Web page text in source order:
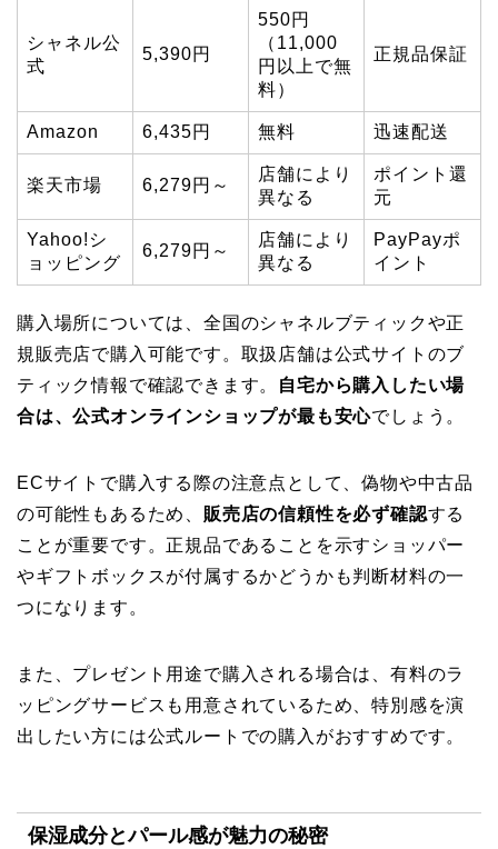
シャネル公
式
5,390円
550円
（11,000
円以上で無
料）
正規品保証
Amazon 6,435円 無料 迅速配送
楽天市場 6,279円～
店舗により
異なる
ポイント還
元
Yahoo!シ
ョッピング
6,279円～
店舗により
異なる
PayPayポ
イント
購入場所については、全国のシャネルブティックや正
規販売店で購入可能です。取扱店舗は公式サイトのブ
ティック情報で確認できます。
自宅から購入したい場
合は、公式オンラインショップが最も安心でしょう。
ECサイトで購入する際の注意点として、偽物や中古品
の可能性もあるため、 販売店の信頼性を必ず確認する
ことが重要です。正規品であることを示すショッパー
やギフトボックスが付属するかどうかも判断材料の一
つになります。
また、プレゼント用途で購入される場合は、有料のラ
ッピングサービスも用意されているため、特別感を演
出したい方には公式ルートでの購入がおすすめです。
保湿成分とパール感が魅力の秘密